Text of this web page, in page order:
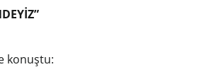
konuştu: